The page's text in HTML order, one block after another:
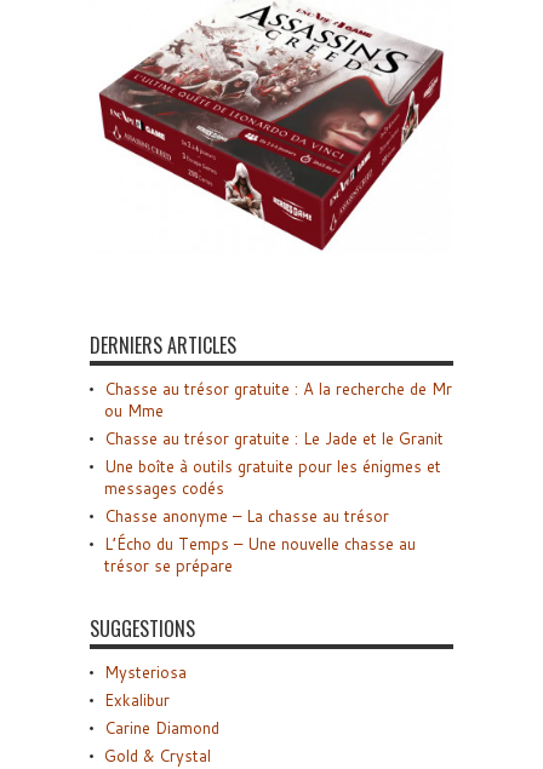
DERNIERS ARTICLES
Chasse au trésor gratuite : A la recherche de Mr
ou Mme
Chasse au trésor gratuite : Le Jade et le Granit
Une boîte à outils gratuite pour les énigmes et
messages codés
Chasse anonyme – La chasse au trésor
L’Écho du Temps – Une nouvelle chasse au
trésor se prépare
SUGGESTIONS
Mysteriosa
Exkalibur
Carine Diamond
Gold & Crystal